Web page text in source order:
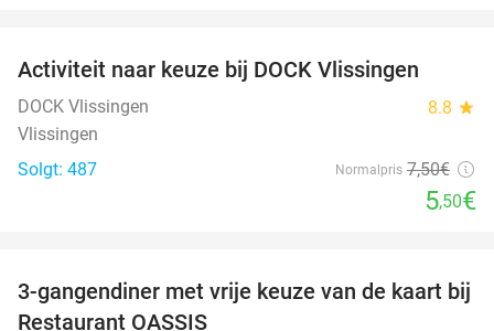
Activiteit naar keuze bij DOCK Vlissingen
DOCK Vlissingen 8.8 star
Vlissingen
Solgt: 487
Normalpris 7,50€
5,50€
43%
3-gangendiner met vrije keuze van de kaart bij
Restaurant OASSIS